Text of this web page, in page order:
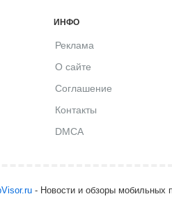
ИНФО
Реклама
О сайте
Соглашение
Контакты
DMCA
- Новости и обзоры мобильных